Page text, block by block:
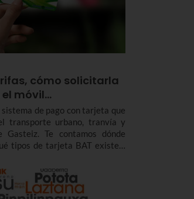
cómo solicitarla
móvil…
de pago con tarjeta que
transporte urbano, tranvía y
Gasteiz. Te contamos dónde
tipos de tarjeta BAT existen,